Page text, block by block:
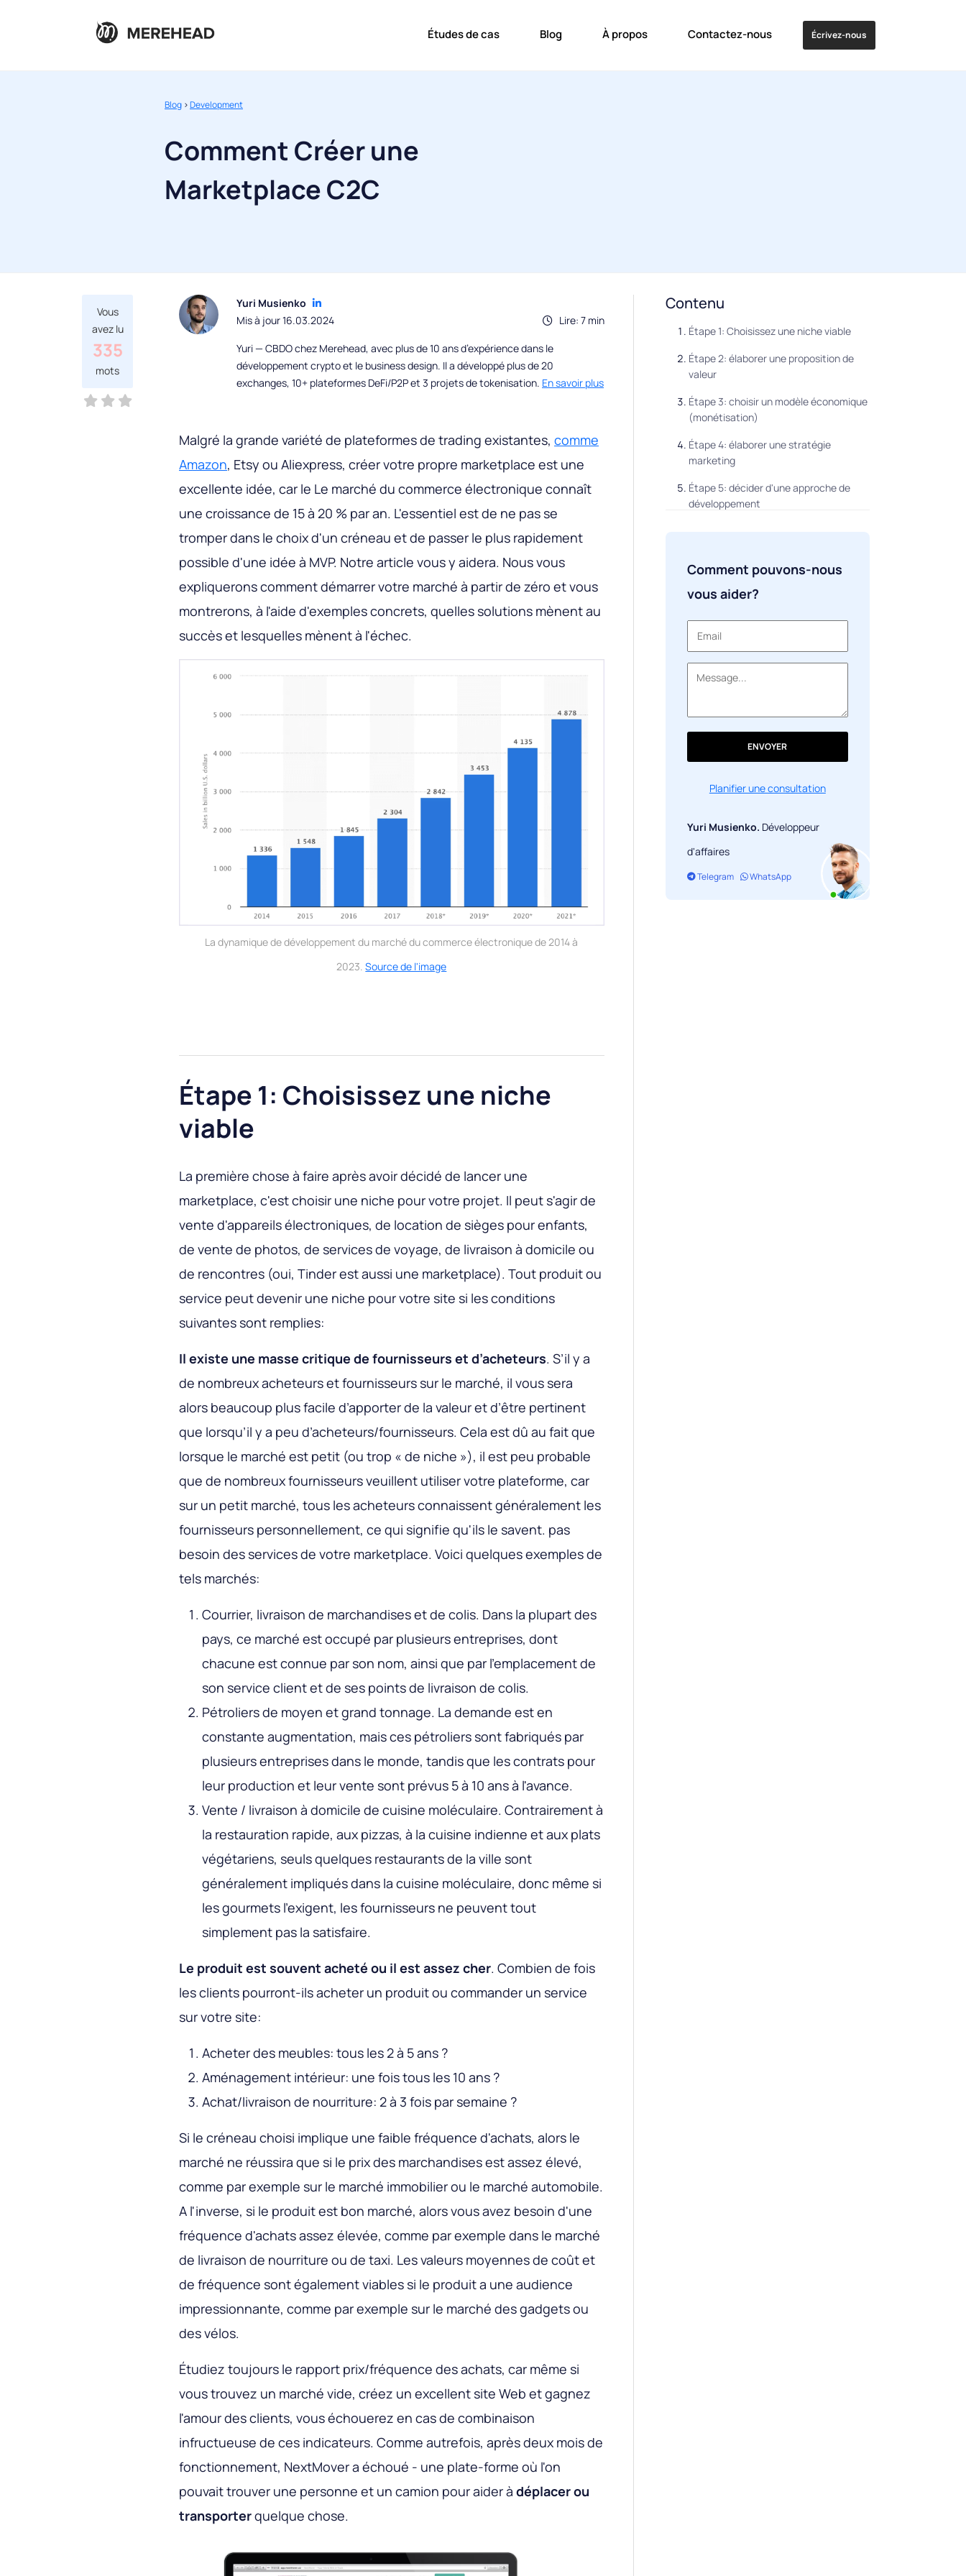
Études de cas Blog À propos Contactez-nous Écrivez-nous
Blog >Development
Comment Créer une
Marketplace C2C
Vous
avez lu
335
mots
Yuri Musienko
Lire: 7 min
Mis à jour 16.03.2024
Yuri — CBDO chez Merehead, avec plus de 10 ans d’expérience dans le
développement crypto et le business design. Il a développé plus de 20
exchanges, 10+ plateformes DeFi/P2P et 3 projets de tokenisation. En savoir plus
Malgré la grande variété de plateformes de trading existantes, comme
Amazon, Etsy ou Aliexpress, créer votre propre marketplace est une
excellente idée, car le Le marché du commerce électronique connaît
une croissance de 15 à 20 % par an. L'essentiel est de ne pas se
tromper dans le choix d'un créneau et de passer le plus rapidement
possible d'une idée à MVP. Notre article vous y aidera. Nous vous
expliquerons comment démarrer votre marché à partir de zéro et vous
montrerons, à l'aide d'exemples concrets, quelles solutions mènent au
succès et lesquelles mènent à l'échec.
La dynamique de développement du marché du commerce électronique de 2014 à
2023.Source de l'image
Étape 1: Choisissez une niche
viable
La première chose à faire après avoir décidé de lancer une
marketplace, c'est choisir une niche pour votre projet. Il peut s'agir de
vente d'appareils électroniques, de location de sièges pour enfants,
de vente de photos, de services de voyage, de livraison à domicile ou
de rencontres (oui, Tinder est aussi une marketplace). Tout produit ou
service peut devenir une niche pour votre site si les conditions
suivantes sont remplies:
Il existe une masse critique de fournisseurs et d’acheteurs. S’il y a
de nombreux acheteurs et fournisseurs sur le marché, il vous sera
alors beaucoup plus facile d’apporter de la valeur et d’être pertinent
que lorsqu’il y a peu d’acheteurs/fournisseurs. Cela est dû au fait que
lorsque le marché est petit (ou trop « de niche »), il est peu probable
que de nombreux fournisseurs veuillent utiliser votre plateforme, car
sur un petit marché, tous les acheteurs connaissent généralement les
fournisseurs personnellement, ce qui signifie qu'ils le savent. pas
besoin des services de votre marketplace. Voici quelques exemples de
tels marchés:
Courrier, livraison de marchandises et de colis. Dans la plupart des
pays, ce marché est occupé par plusieurs entreprises, dont
chacune est connue par son nom, ainsi que par l'emplacement de
son service client et de ses points de livraison de colis.
Pétroliers de moyen et grand tonnage. La demande est en
constante augmentation, mais ces pétroliers sont fabriqués par
plusieurs entreprises dans le monde, tandis que les contrats pour
leur production et leur vente sont prévus 5 à 10 ans à l'avance.
Vente / livraison à domicile de cuisine moléculaire. Contrairement à
la restauration rapide, aux pizzas, à la cuisine indienne et aux plats
végétariens, seuls quelques restaurants de la ville sont
généralement impliqués dans la cuisine moléculaire, donc même si
les gourmets l'exigent, les fournisseurs ne peuvent tout
simplement pas la satisfaire.
Le produit est souvent acheté ou il est assez cher. Combien de fois
les clients pourront-ils acheter un produit ou commander un service
sur votre site:
Acheter des meubles: tous les 2 à 5 ans ?
Aménagement intérieur: une fois tous les 10 ans ?
Achat/livraison de nourriture: 2 à 3 fois par semaine ?
Si le créneau choisi implique une faible fréquence d'achats, alors le
marché ne réussira que si le prix des marchandises est assez élevé,
comme par exemple sur le marché immobilier ou le marché automobile.
A l'inverse, si le produit est bon marché, alors vous avez besoin d'une
fréquence d'achats assez élevée, comme par exemple dans le marché
de livraison de nourriture ou de taxi. Les valeurs moyennes de coût et
de fréquence sont également viables si le produit a une audience
impressionnante, comme par exemple sur le marché des gadgets ou
des vélos.
Étudiez toujours le rapport prix/fréquence des achats, car même si
vous trouvez un marché vide, créez un excellent site Web et gagnez
l'amour des clients, vous échouerez en cas de combinaison
infructueuse de ces indicateurs. Comme autrefois, après deux mois de
fonctionnement, NextMover a échoué - une plate-forme où l'on
pouvait trouver une personne et un camion pour aider à déplacer ou
transporterquelque chose.
Contenu
Étape 1: Choisissez une niche viable
Étape 2: élaborer une proposition de
valeur
Étape 3: choisir un modèle économique
(monétisation)
Étape 4: élaborer une stratégie
marketing
Étape 5: décider d'une approche de
développement
Étape 7: Faites évoluer votre projet
Coût de développement
Notre cas
Comment pouvons-nous
vous aider?
ENVOYER
Planifier une consultation
Yuri Musienko. Développeur
d'affaires
Telegram WhatsApp